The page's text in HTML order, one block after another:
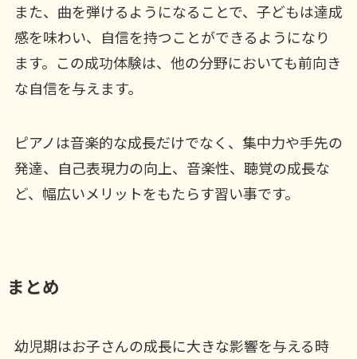
また、曲を弾けるようになることで、子どもは達成
感を味わい、自信を持つことができるようになり
ます。この成功体験は、他の分野においても前向き
な自信を与えます。
ピアノは音楽的な成長だけでなく、集中力や手先の
発達、自己表現力の向上、音楽性、聴覚の成長な
ど、幅広いメリットをもたらす習い事です。
まとめ
幼児期はお子さんの成長に大きな影響を与える時